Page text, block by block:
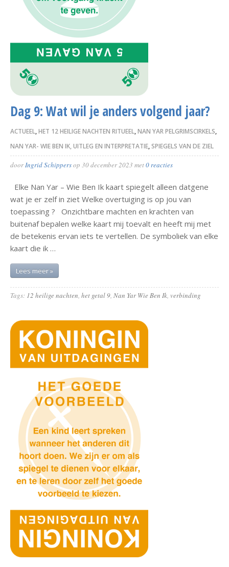
Dag 9: Wat wil je anders volgend jaar?
ACTUEEL,HET 12 HEILIGE NACHTEN RITUEEL,NAN YAR PELGRIMSCIRKELS,
NAN YAR- WIE BEN IK, UITLEG EN INTERPRETATIE,SPIEGELS VAN DE ZIEL
doorIngrid Schippersop 30 december 2023 met0 reacties
Elke Nan Yar – Wie Ben Ik kaart spiegelt alleen datgene
wat je er zelf in ziet Welke overtuiging is op jou van
toepassing ? Onzichtbare machten en krachten van
buitenaf bepalen welke kaart mij toevalt en heeft mij met
de betekenis ervan iets te vertellen. De symboliek van elke
kaart die ik …
Lees meer »
Tags: 12 heilige nachten, het getal 9, Nan Yar Wie Ben Ik, verbinding